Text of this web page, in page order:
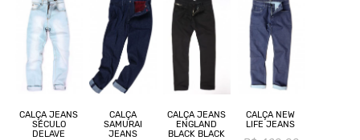
CALÇA JEANS
SÉCULO
DELAVE
CALÇA
SAMURAI
JEANS
CALÇA JEANS
ENGLAND
BLACK BLACK
CALÇA NEW
LIFE JEANS